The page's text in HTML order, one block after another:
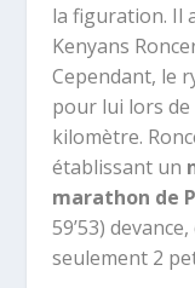
la figuration. Il
Kenyans
Cependant, le
pour lui lors de
kilomètre.
établissant un
marathon de
59’53)
seulement 2